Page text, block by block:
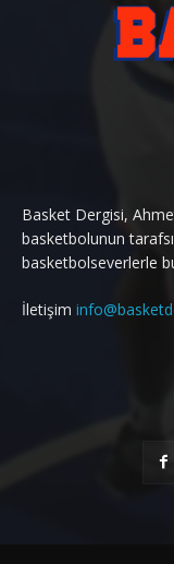
Basket Dergisi,
basketbolunun
basketbolseverlerle
İletişim